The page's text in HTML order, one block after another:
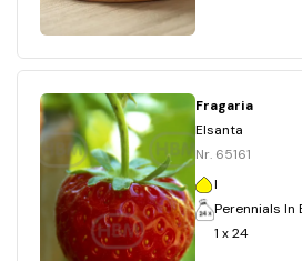
Fragaria
Elsanta
Nr. 65161
I
Perennials In
1 x 24